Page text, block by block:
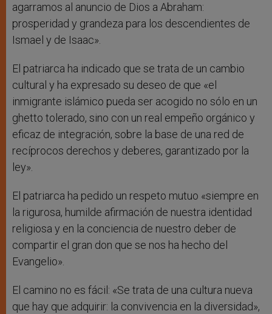
agarramos al anuncio de Dios a Abraham:
prosperidad y grandeza para los descendientes de
Ismael y de Isaac».
El patriarca ha indicado que se trata de un cambio
cultural y ha expresado su deseo de que «el
inmigrante islámico pueda ser acogido no sólo en un
ghetto tolerado, sino con un real empeño orgánico y
eficaz de integración, sobre la base de una red de
recíprocos derechos y deberes, garantizado por la
ley».
El patriarca ha pedido un respeto mutuo «siempre en
la rigurosa, humilde afirmación de nuestra identidad
religiosa y en la conciencia de nuestro deber de
compartir el gran don que se nos ha hecho del
Evangelio».
El camino no es fácil: «Se trata de una cultura nueva
que hay que adquirir: la convivencia en la diversidad»,